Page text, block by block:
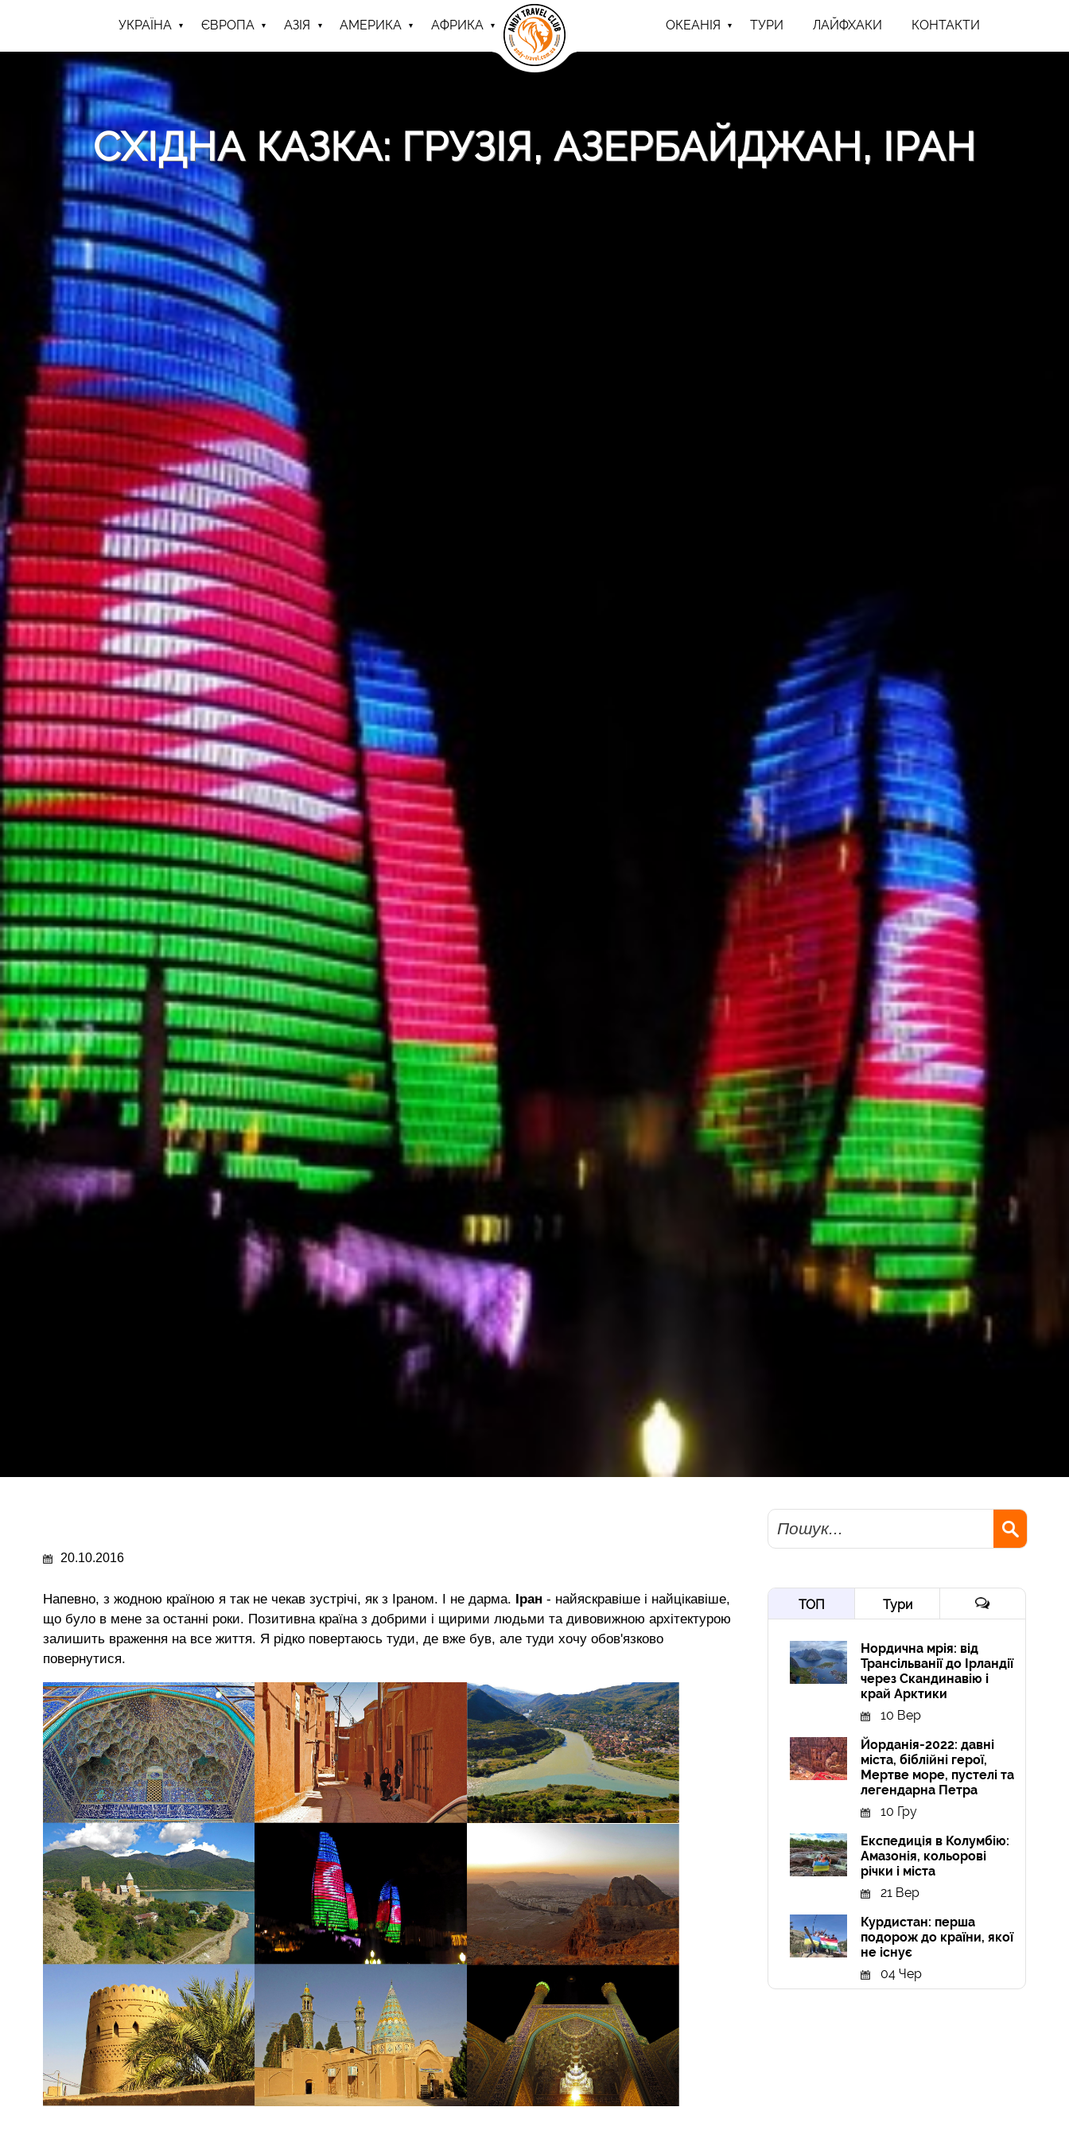
УКРАЇНА ЄВРОПА АЗІЯ АМЕРИКА АФРИКА ОКЕАНІЯ ТУРИ ЛАЙФХАКИ КОНТАКТИ
СХІДНА КАЗКА: ГРУЗІЯ, АЗЕРБАЙДЖАН, ІРАН
20.10.2016
Напевно, з жодною країною я так не чекав зустрічі, як з Іраном. І не дарма. Іран - найяскравіше і найцікавіше,
що було в мене за останні роки. Позитивна країна з добрими і щирими людьми та дивовижною архітектурою
залишить враження на все життя. Я рідко повертаюсь туди, де вже був, але туди хочу обов'язково
повернутися.
Пошук
ТОП Тури
Нордична мрія: від
Трансільванії до Ірландії
через Скандинавію і
край Арктики
10 Вер
Йорданія-2022: давні
міста, біблійні герої,
Мертве море, пустелі та
легендарна Петра
10 Гру
Експедиція в Колумбію:
Амазонія, кольорові
річки і міста
21 Вер
Курдистан: перша
подорож до країни, якої
не існує
04 Чер